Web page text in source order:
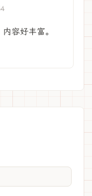
容好丰富。